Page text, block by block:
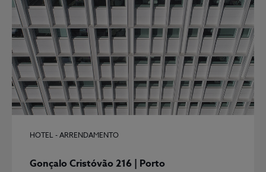
HOTEL - ARRENDAMENTO
Gonçalo Cristóvão 216 | Porto